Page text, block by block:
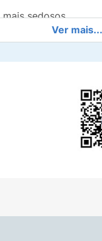
sedosos
e
Ver mais...